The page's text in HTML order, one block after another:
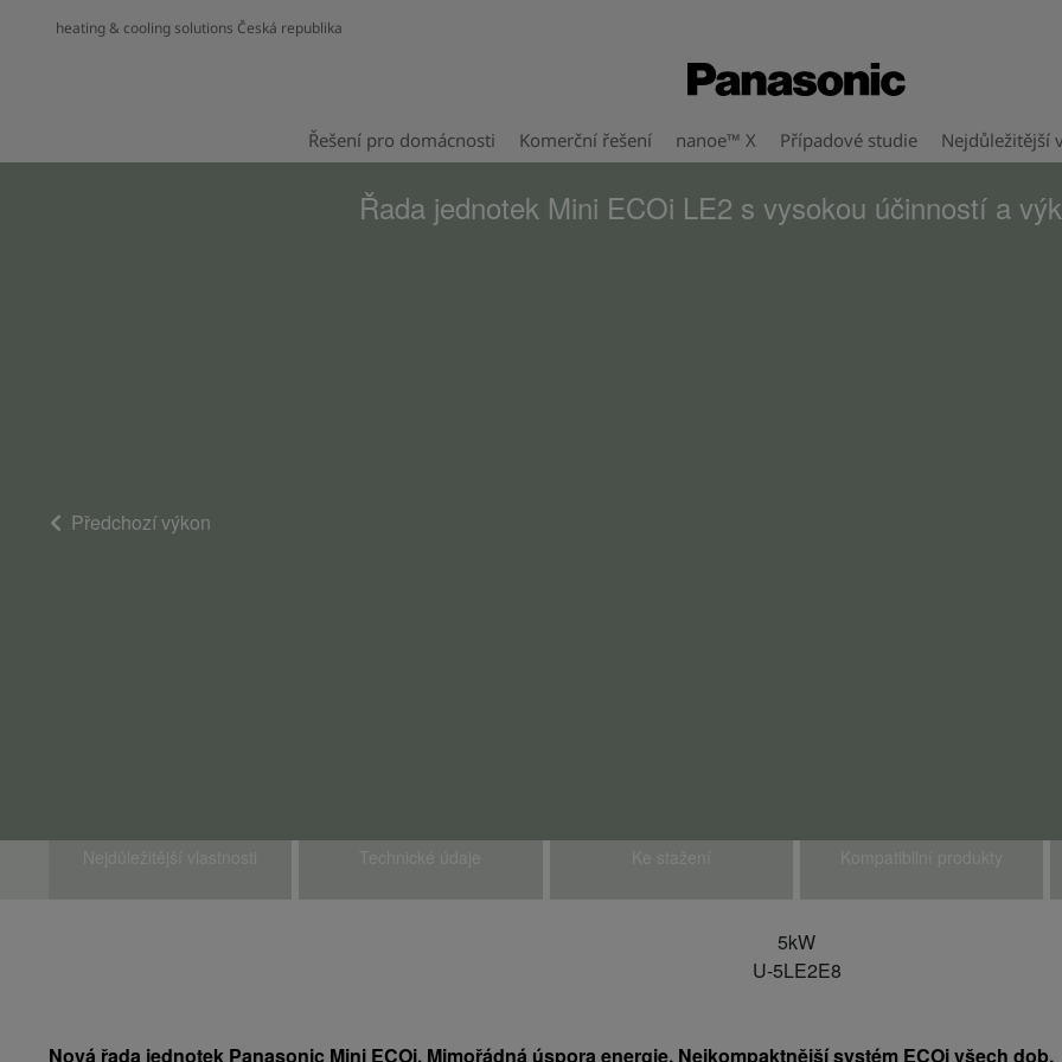
heating & cooling solutions Česká republika
Řešení pro domácnosti Komerční řešení nanoe™ X Případové studie Nejdůležitější
Řada jednotek Mini ECOi LE2 s vysokou účinností a
Předchozí výkon
5kW
U-5LE2E8
Nová řada jednotek Panasonic Mini ECOi. Mimořádná úspora energie. Nejkompaktnější systém ECOi všech dob.